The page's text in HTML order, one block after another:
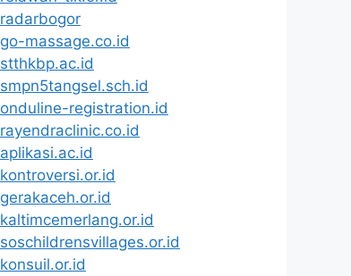
radarbogor
go-massage.co.id
stthkbp.ac.id
smpn5tangsel.sch.id
onduline-registration.id
rayendraclinic.co.id
aplikasi.ac.id
kontroversi.or.id
gerakaceh.or.id
kaltimcemerlang.or.id
soschildrensvillages.or.id
konsuil.or.id